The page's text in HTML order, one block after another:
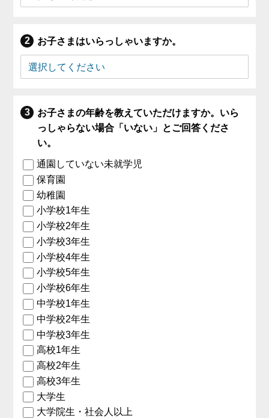
お子さまはいらっしゃいますか。
お子さまの年齢を教えていただけますか。いら
っしゃらない場合「いない」とご回答くださ
い。
通園していない未就学児
保育園
幼稚園
小学校1年生
小学校2年生
小学校3年生
小学校4年生
小学校5年生
小学校6年生
中学校1年生
中学校2年生
中学校3年生
高校1年生
高校2年生
高校3年生
大学生
大学院生・社会人以上